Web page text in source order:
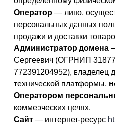
Оператор — лицо,
персональных данных
продажи и доставки
Администратор домена
Сергеевич (ОГРНИП
772391204952), владелец
технической платформы,
Оператором
коммерческих целях.
Сайт — интернет-ресурс